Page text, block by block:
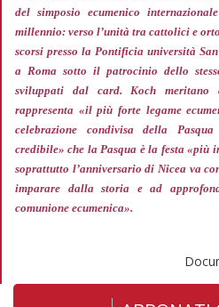
del simposio ecumenico
millennio: verso l’unità tra cattolici e
scorsi presso la Pontificia università
a Roma sotto il patrocinio dello
sviluppati dal card. Koch meritano
rappresenta «il più forte legame
celebrazione condivisa della
credibile»che la Pasqua è la festa«più
soprattutto l’anniversario di Nicea va
imparare dalla storia e ad
comunione ecumenica».